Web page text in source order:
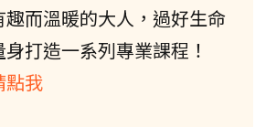
而溫暖的大人，過好生命
打造一系列專業課程！
點我